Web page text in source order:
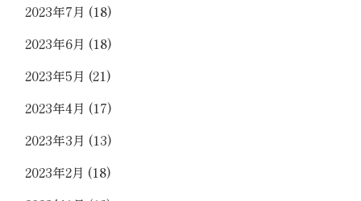
2023年7月 (18)
2023年6月 (18)
2023年5月 (21)
2023年4月 (17)
2023年3月 (13)
2023年2月 (18)